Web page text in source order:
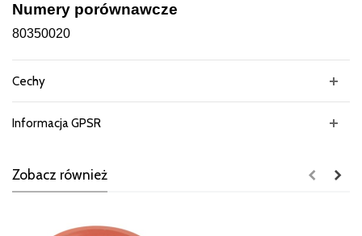
Numery porównawcze
80350020
Cechy
Informacja GPSR
Zobacz również